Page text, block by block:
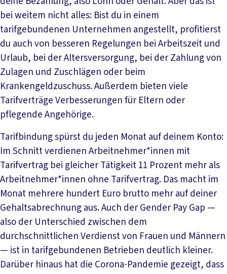
bei weitem nicht alles: Bist du in einem
tarifgebundenen Unternehmen angestellt, profitierst
du auch von besseren Regelungen bei Arbeitszeit und
Urlaub, bei der Altersversorgung, bei der Zahlung von
Zulagen und Zuschlägen oder beim
Krankengeldzuschuss. Außerdem bieten viele
Tarifverträge Verbesserungen für Eltern oder
pflegende Angehörige.
Tarifbindung spürst du jeden Monat auf deinem Konto:
Im Schnitt verdienen Arbeitnehmer*innen mit
Tarifvertrag bei gleicher Tätigkeit 11 Prozent mehr als
Arbeitnehmer*innen ohne Tarifvertrag. Das macht im
Monat mehrere hundert Euro brutto mehr auf deiner
Gehaltsabrechnung aus. Auch der Gender Pay Gap —
also der Unterschied zwischen dem
durchschnittlichen Verdienst von Frauen und Männern
— ist in tarifgebundenen Betrieben deutlich kleiner.
Darüber hinaus hat die Corona-Pandemie gezeigt, dass